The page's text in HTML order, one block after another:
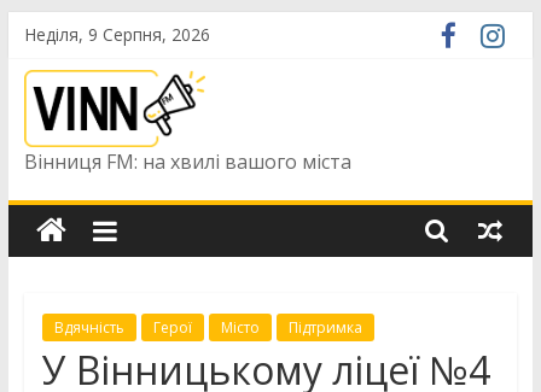
Skip
content
Неділя, 9 Серпня, 2026
Вінниця FM: на хвилі вашого міста
Вдячність Герої Місто Підтримка
У Вінницькому ліцеї №4